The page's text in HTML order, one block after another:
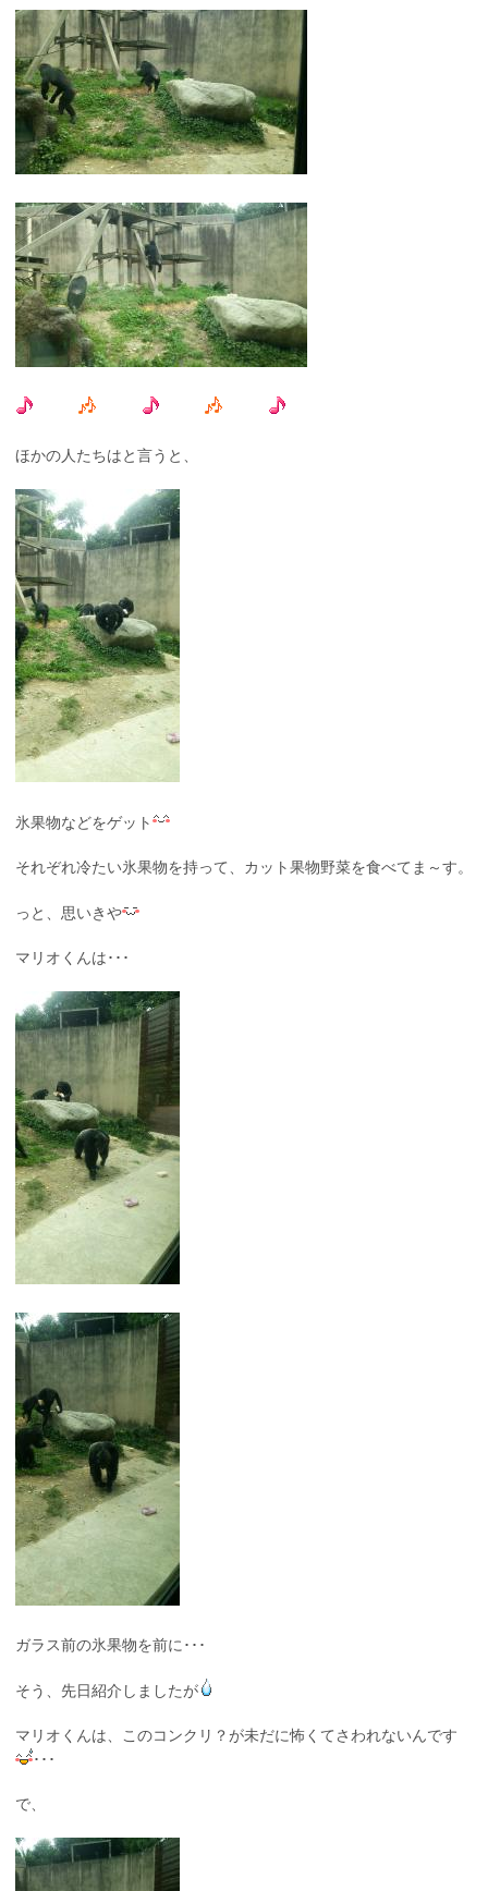
ほかの人たちはと言うと、
氷果物などをゲット
それぞれ冷たい氷果物を持って、カット果物野菜を食べてま～す。
っと、思いきや
マリオくんは･･･
ガラス前の氷果物を前に･･･
そう、先日紹介しましたが
マリオくんは、このコンクリ？が未だに怖くてさわれないんです
･･･
で、